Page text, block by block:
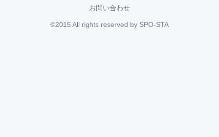
お問い合わせ
©2015 All rights reserved by SPO-STA